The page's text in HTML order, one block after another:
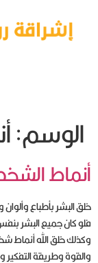
الوسم:
أنماط
خلق البشر بأطباع
فلو كان جميع البشر
وكذلك خلق الله أنماط
والقوة وطريقة التفكير